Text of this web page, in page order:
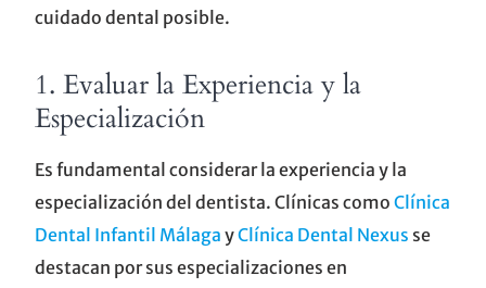
cuidado dental posible.
1. Evaluar la Experiencia y la
Especialización
Es fundamental considerar la experiencia y la
especialización del dentista. Clínicas como Clínica
Dental Infantil Málaga yClínica Dental Nexus se
destacan por sus especializaciones en